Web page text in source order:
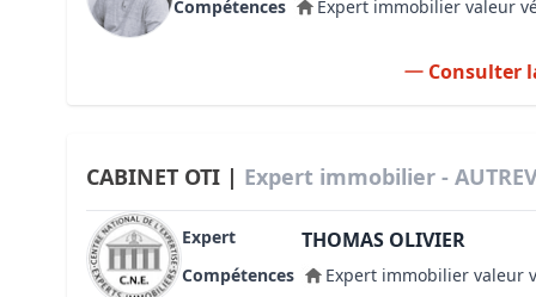
Compétences Expert immobilier valeur
Consulter
CABINET OTI | Expert immobilier -
Expert THOMAS OLIVIER
Compétences Expert immobilier valeur